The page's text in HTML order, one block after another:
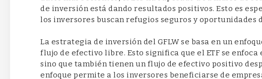
de inversión está dando resultados positivos. Esto es
los inversores buscan refugios seguros y oportunidades
La estrategia de inversión del GFLW se basa en un
flujo de efectivo libre. Esto significa que el ETF se
sino que también tienen un flujo de efectivo positivo
enfoque permite a los inversores beneficiarse de